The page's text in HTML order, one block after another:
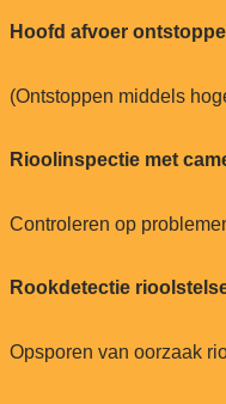
Hoofd afvoer
(Ontstoppen middels
Rioolinspectie met
Controleren op
Rookdetectie
Opsporen van oorzaak